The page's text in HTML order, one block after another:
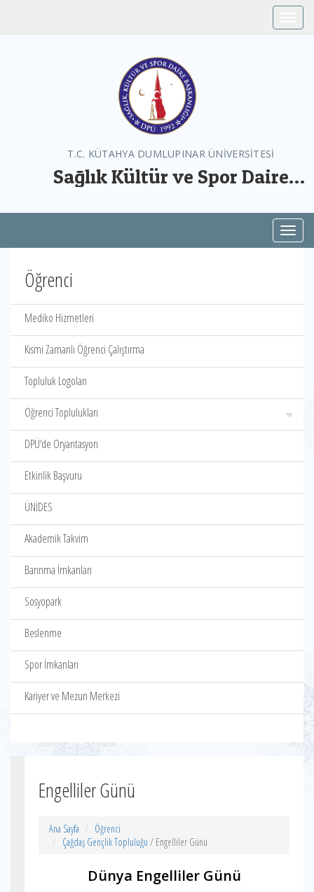
T.C. KÜTAHYA DUMLUPINAR ÜNİVERSİTESİ
Sağlık Kültür ve Spor Daire
Öğrenci
Mediko Hizmetleri
Kısmi Zamanlı Öğrenci Çalıştırma
Topluluk Logoları
Öğrenci Toplulukları
DPÜ‘de Oryantasyon
Etkinlik Başvuru
ÜNİDES
Akademik Takvim
Barınma İmkanları
Sosyopark
Beslenme
Spor İmkanları
Kariyer ve Mezun Merkezi
Engelliler Günü
Ana Sayfa
Öğrenci
Çağdaş Gençlik Topluluğu / Engelliler Günü
Dünya Engelliler Günü